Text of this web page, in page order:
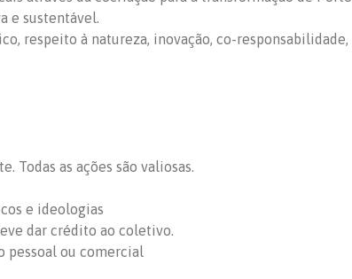
e sustentável.
respeito à natureza, inovação, co-responsabilidade,
Todas as ações são valiosas.
e ideologias
dar crédito ao coletivo.
pessoal ou comercial